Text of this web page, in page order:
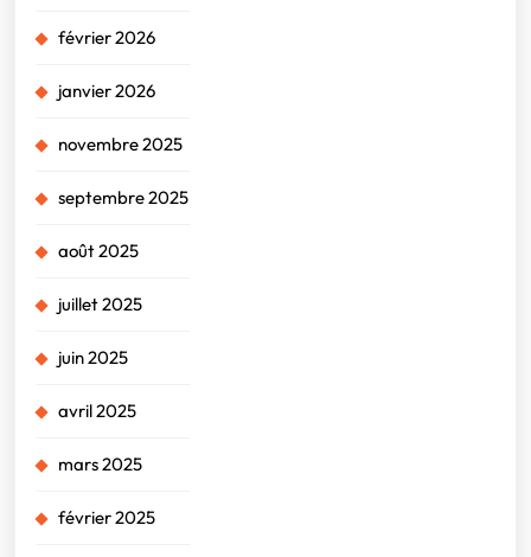
février 2026
janvier 2026
novembre 2025
septembre 2025
août 2025
juillet 2025
juin 2025
avril 2025
mars 2025
février 2025